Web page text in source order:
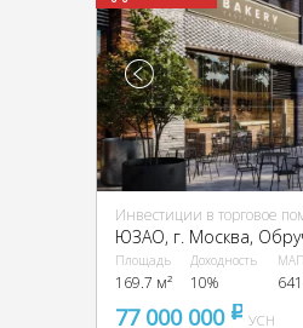
Инвестиции в торговое
ЮЗАО, г. Москва,
Площадь
169.7 м²
Доходность
10%
МАП
77 000 000 pуб
УСН